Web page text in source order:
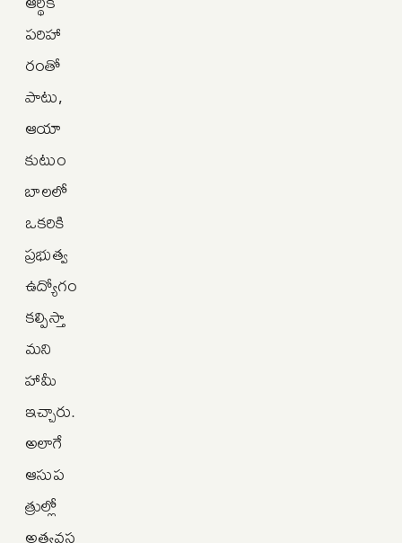
పరిహా
రంతో
పాటు,
ఆయా
కుటుం
బాలలో
ఒకరికి
ప్రభుత్వ
ఉద్యోగం
కల్పిస్తా
మని
హామీ
ఇచ్చారు.
అలాగే
ఆసుప
త్రుల్లో
అత్యవస